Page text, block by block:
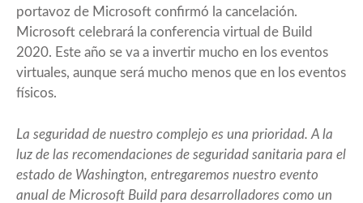
portavoz de Microsoft confirmó la cancelación.
Microsoft celebrará la conferencia virtual de Build
2020. Este año se va a invertir mucho en los eventos
virtuales, aunque será mucho menos que en los eventos
físicos.
La seguridad de nuestro complejo es una prioridad. A la
luz de las recomendaciones de seguridad sanitaria para el
estado de Washington, entregaremos nuestro evento
anual de Microsoft Build para desarrolladores como un